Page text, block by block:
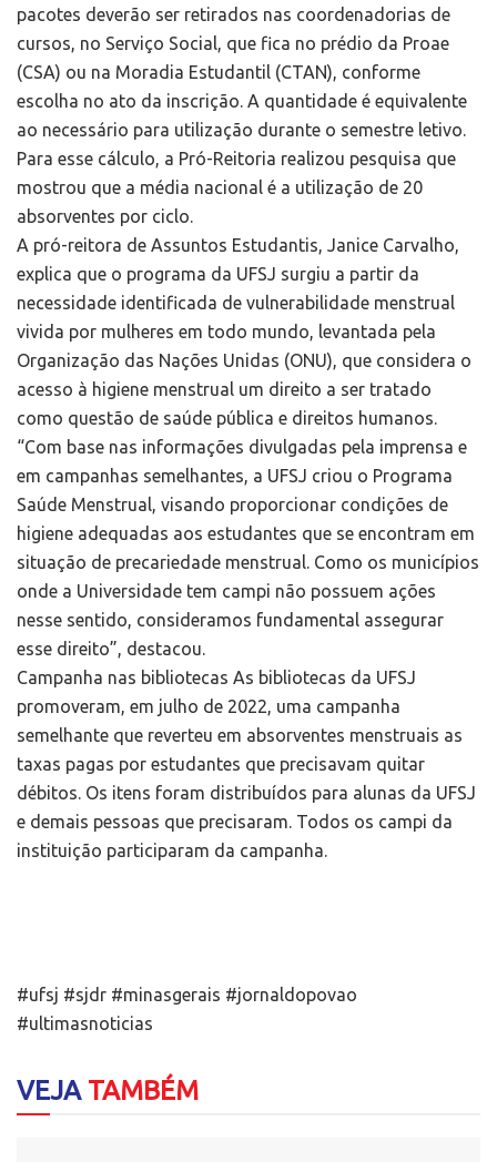
pacotes deverão ser retirados nas coordenadorias de
cursos, no Serviço Social, que fica no prédio da Proae
(CSA) ou na Moradia Estudantil (CTAN), conforme
escolha no ato da inscrição. A quantidade é equivalente
ao necessário para utilização durante o semestre letivo.
Para esse cálculo, a Pró-Reitoria realizou pesquisa que
mostrou que a média nacional é a utilização de 20
absorventes por ciclo.
A pró-reitora de Assuntos Estudantis, Janice Carvalho,
explica que o programa da UFSJ surgiu a partir da
necessidade identificada de vulnerabilidade menstrual
vivida por mulheres em todo mundo, levantada pela
Organização das Nações Unidas (ONU), que considera o
acesso à higiene menstrual um direito a ser tratado
como questão de saúde pública e direitos humanos.
“Com base nas informações divulgadas pela imprensa e
em campanhas semelhantes, a UFSJ criou o Programa
Saúde Menstrual, visando proporcionar condições de
higiene adequadas aos estudantes que se encontram em
situação de precariedade menstrual. Como os municípios
onde a Universidade tem campi não possuem ações
nesse sentido, consideramos fundamental assegurar
esse direito”, destacou.
Campanha nas bibliotecas As bibliotecas da UFSJ
promoveram, em julho de 2022, uma campanha
semelhante que reverteu em absorventes menstruais as
taxas pagas por estudantes que precisavam quitar
débitos. Os itens foram distribuídos para alunas da UFSJ
e demais pessoas que precisaram. Todos os campi da
instituição participaram da campanha.
#ufsj #sjdr #minasgerais #jornaldopovao
#ultimasnoticias
VEJATAMBÉM